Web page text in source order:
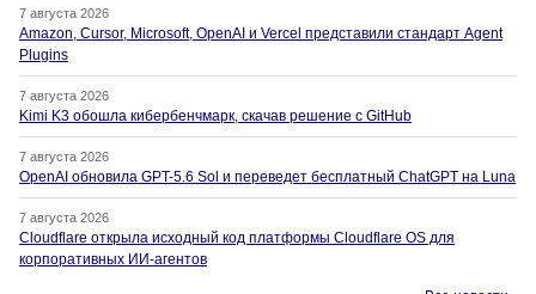
7 августа 2026
Amazon, Cursor, Microsoft, OpenAI и Vercel представили стандарт Agent
Plugins
7 августа 2026
Kimi K3 обошла кибербенчмарк, скачав решение с GitHub
7 августа 2026
OpenAI обновила GPT-5.6 Sol и переведет бесплатный ChatGPT на Luna
7 августа 2026
Cloudflare открыла исходный код платформы Cloudflare OS для
корпоративных ИИ-агентов